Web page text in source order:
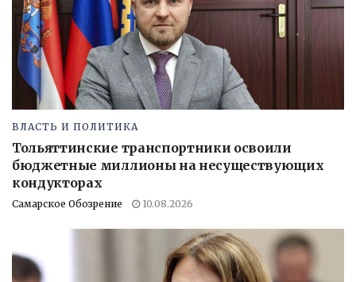
ВЛАСТЬ И ПОЛИТИКА
Тольяттинские транспортники освоили
бюджетные миллионы на несуществующих
кондукторах
Самарское Обозрение 10.08.2026